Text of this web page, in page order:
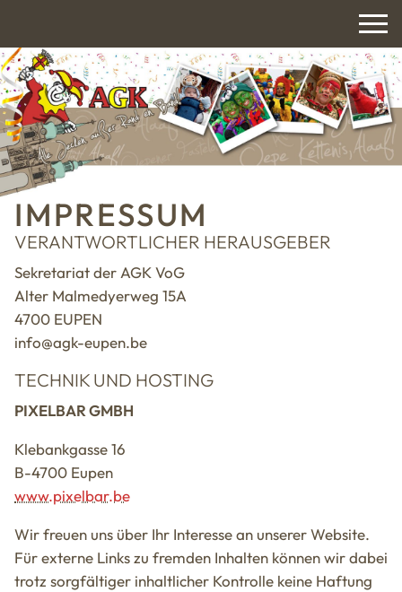
IMPRESSUM
VERANTWORTLICHER HERAUSGEBER
Sekretariat der AGK VoG
Alter Malmedyerweg 15A
4700 EUPEN
info@agk-eupen.be
TECHNIK UND HOSTING
PIXELBAR GMBH
Klebankgasse 16
B-4700 Eupen
www.pixelbar.be
Wir freuen uns über Ihr Interesse an unserer Website.
Für externe Links zu fremden Inhalten können wir dabei
trotz sorgfältiger inhaltlicher Kontrolle keine Haftung